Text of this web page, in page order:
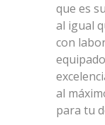
que es
al igual
con
al
para tu